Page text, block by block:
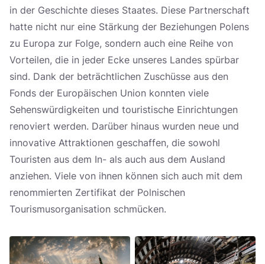
in der Geschichte dieses Staates. Diese Partnerschaft
hatte nicht nur eine Stärkung der Beziehungen Polens
zu Europa zur Folge, sondern auch eine Reihe von
Vorteilen, die in jeder Ecke unseres Landes spürbar
sind. Dank der beträchtlichen Zuschüsse aus den
Fonds der Europäischen Union konnten viele
Sehenswürdigkeiten und touristische Einrichtungen
renoviert werden. Darüber hinaus wurden neue und
innovative Attraktionen geschaffen, die sowohl
Touristen aus dem In- als auch aus dem Ausland
anziehen. Viele von ihnen können sich auch mit dem
renommierten Zertifikat der Polnischen
Tourismusorganisation schmücken.